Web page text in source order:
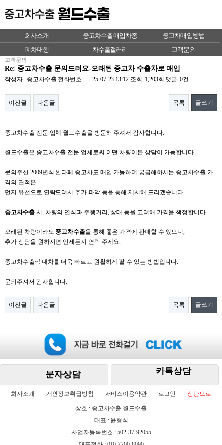
회사소개 중고차수출 매입차종
중고차매입방법
폐차대행
차수출갤러리 고객문의
고객문의
Re: 중고차수출 문의드려요-오래된 중고차 수출차로 매입
작성자 중고차수출 전화번호 -- 25-07-23 13:12 조회 1,203회 댓글 0건
이전글 다음글 목록 글쓰기
중고차수출 전문 업체 월드수출을 방문해 주셔서 감사합니다.
월드수출은 중고차수출 전문 업체로써 어떤 차량이든 상담이 가능합니다.
문의주신 2009년식 싼타페 중고차도 매입 가능하며 궁금해하시는 중고차수출 가
격의 견적은
먼저 유선으로 연락드려서 추가 파악 등을 통해 제시해 드리겠습니다.
중고차수출 시, 차량의 연식과 주행거리, 상태 등을 고려해 가격을 책정합니다.​
오래된 차량이라도 중고차수출을 통해 좋은 가격에 판매할 수 있으니,
추가 상담을 원하시면 언제든지 연락 주세요.
중고차수출~! 내차를 더욱 빠르고 원활하게 팔 수 있는 방법입니다.
문의주셔서 감사합니다.
이전글 다음글 목록 글쓰기
문자상담 카톡상담
회사소개 개인정보취급방침 서비스이용약관 로그인 상단으로
상호 : 중고차수출 월드수출
대표 : 윤형식
사업자등록번호 : 502-37-92055